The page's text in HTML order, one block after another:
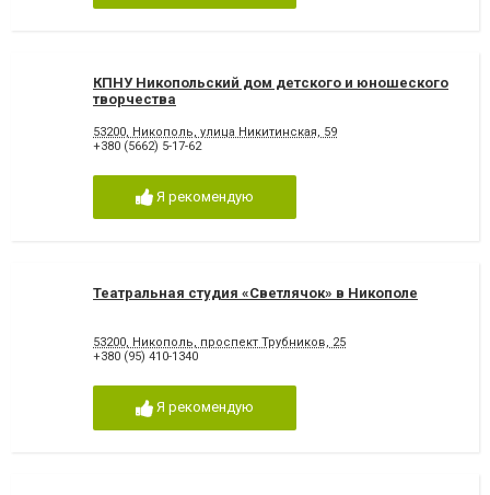
КПНУ Никопольский дом детского и юношеского
творчества
53200, Никополь, улица Никитинская, 59
+380 (5662) 5-17-62
Я рекомендую
Театральная студия «Светлячок» в Никополе
53200, Никополь, проспект Трубников, 25
+380 (95) 410-1340
Я рекомендую